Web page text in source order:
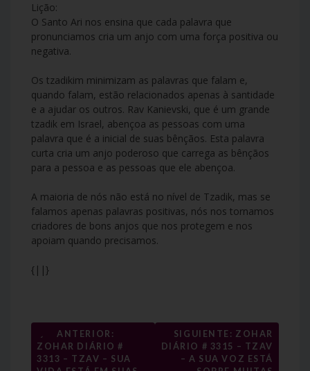
Lição:
O Santo Ari nos ensina que cada palavra que
pronunciamos cria um anjo com uma força positiva ou
negativa.
Os tzadikim minimizam as palavras que falam e,
quando falam, estão relacionados apenas à santidade
e a ajudar os outros. Rav Kanievski, que é um grande
tzadik em Israel, abençoa as pessoas com uma
palavra que é a inicial de suas bênçãos. Esta palavra
curta cria um anjo poderoso que carrega as bênçãos
para a pessoa e as pessoas que ele abençoa.
A maioria de nós não está no nível de Tzadik, mas se
falamos apenas palavras positivas, nós nos tornamos
criadores de bons anjos que nos protegem e nos
apoiam quando precisamos.
{||}
Navegação
←
ANTERIOR:
ZOHAR DIÁRIO #
3313 – TZAV – SUA
SIGUIENTE: ZOHAR
DIÁRIO # 3315 – TZAV
– A SUA VOZ ESTÁ